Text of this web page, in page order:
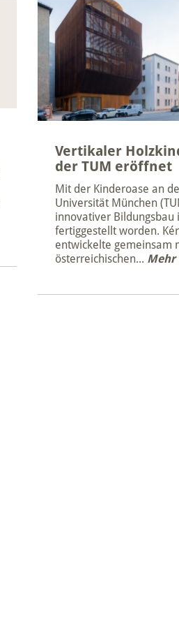
Vertikaler
der TUM eröffnet
Mit der Kinderoase an
Universität München
innovativer Bildungsbau
fertiggestellt worden.
entwickelte gemeinsam
österreichischen... Mehr